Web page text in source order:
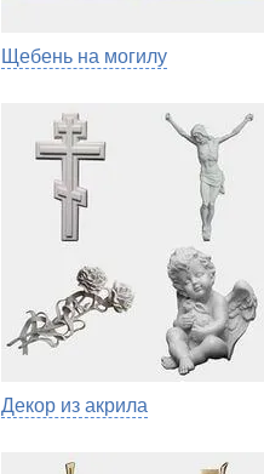
Щебень на могилу
Декор из акрила